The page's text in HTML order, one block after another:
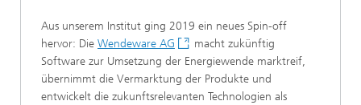
Aus unserem Institut ging 2019 ein neues Spin-off
hervor: Die Wendeware AG
macht zukünftig
Software zur Umsetzung der Energiewende marktreif,
übernimmt die Vermarktung der Produkte und
entwickelt die zukunftsrelevanten Technologien als